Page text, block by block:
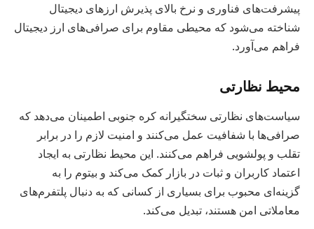
پیشرفت‌های فناوری و نرخ بالای پذیرش ارزهای دیجیتال
شناخته می‌شود که محیطی مقاوم برای صرافی‌های ارز دیجیتال
فراهم می‌آورد.
محیط نظارتی
سیاست‌های نظارتی سختگیرانه کره جنوبی اطمینان می‌دهد که
صرافی‌ها با شفافیت عمل می‌کنند و امنیت لازم را در برابر
تقلب و پولشویی فراهم می‌کنند. این محیط نظارتی به ایجاد
اعتماد کاربران و ثبات در بازار کمک می‌کند و بیتوم را به
گزینه‌ای محبوب برای بسیاری از کسانی که به دنبال پلتفرم‌های
معاملاتی امن هستند، تبدیل می‌کند.